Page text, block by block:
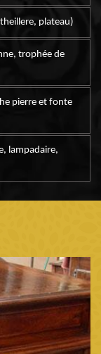
plateau)
trophée de
pierre et fonte
lampadaire,